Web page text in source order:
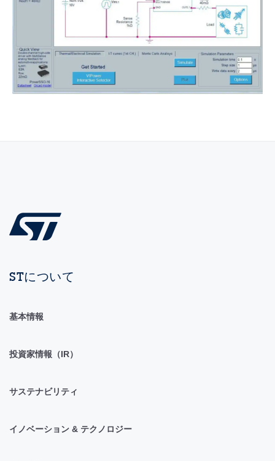
STについて
基本情報
投資家情報（IR）
サステナビリティ
イノベーション & テクノロジー